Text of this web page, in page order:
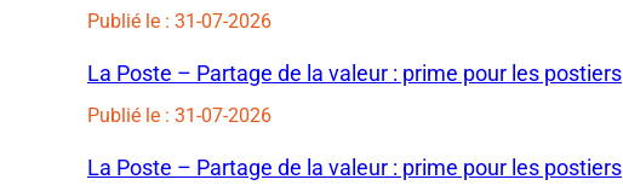
Publié le : 31-07-2026
La Poste – Partage de la valeur : prime pour les postiers
Publié le : 31-07-2026
La Poste – Partage de la valeur : prime pour les postiers